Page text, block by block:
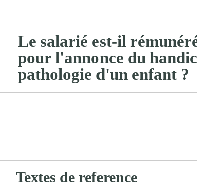
Le salarié est-il
pour l'annonce du
pathologie d'un enfant ?
Textes de reference